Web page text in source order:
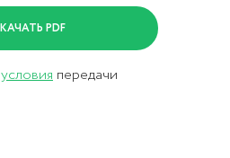
условия передачи